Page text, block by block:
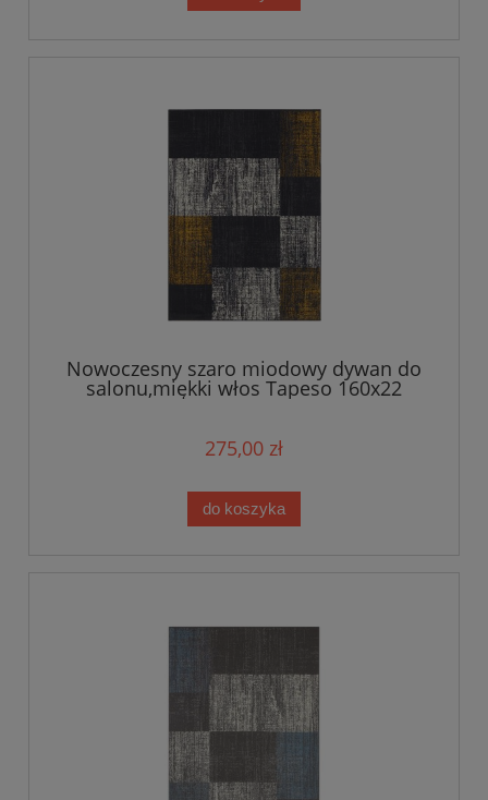
Nowoczesny szaro miodowy dywan do
salonu,miękki włos Tapeso 160x22
275,00 zł
do koszyka